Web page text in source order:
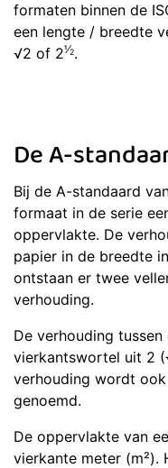
formaten binnen de
een lengte / breedte
√2 of 2​1⁄2.
De A-
Bij de A-standaard
formaat in de serie
oppervlakte. De
papier in de breedte
ontstaan er twee
verhouding.
De verhouding
vierkantswortel uit 2
verhouding wordt
genoemd.
De oppervlakte van
vierkante meter (m²).